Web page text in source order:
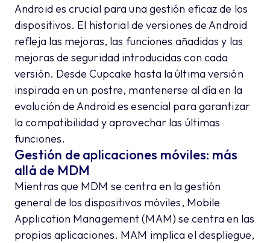
Android es crucial para una gestión eficaz de los
dispositivos. El historial de versiones de Android
refleja las mejoras, las funciones añadidas y las
mejoras de seguridad introducidas con cada
versión. Desde Cupcake hasta la última versión
inspirada en un postre, mantenerse al día en la
evolución de Android es esencial para garantizar
la compatibilidad y aprovechar las últimas
funciones.
Gestión de aplicaciones móviles: más
allá de MDM
Mientras que MDM se centra en la gestión
general de los dispositivos móviles, Mobile
Application Management (MAM) se centra en las
propias aplicaciones. MAM implica el despliegue,